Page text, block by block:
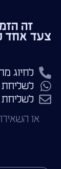
זה
צעד אחד
לחיוג
לשליחת
לשליחת